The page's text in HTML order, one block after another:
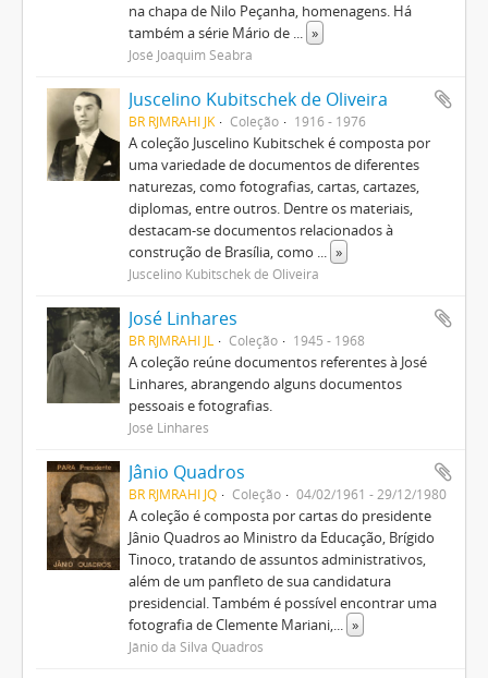
na chapa de Nilo Peçanha, homenagens. Há
também a série Mário de ... »
José Joaquim Seabra
Juscelino Kubitschek de Oliveira
BR RJMRAHI JK Coleção 1916 - 1976
A coleção Juscelino Kubitschek é composta por
uma variedade de documentos de diferentes
naturezas, como fotografias, cartas, cartazes,
diplomas, entre outros. Dentre os materiais,
destacam-se documentos relacionados à
construção de Brasília, como ... »
Juscelino Kubitschek de Oliveira
José Linhares
BR RJMRAHI JL Coleção 1945 - 1968
A coleção reúne documentos referentes à José
Linhares, abrangendo alguns documentos
pessoais e fotografias.
José Linhares
Jânio Quadros
BR RJMRAHI JQ Coleção 04/02/1961 - 29/12/1980
A coleção é composta por cartas do presidente
Jânio Quadros ao Ministro da Educação, Brígido
Tinoco, tratando de assuntos administrativos,
além de um panfleto de sua candidatura
presidencial. Também é possível encontrar uma
fotografia de Clemente Mariani,... »
Jânio da Silva Quadros